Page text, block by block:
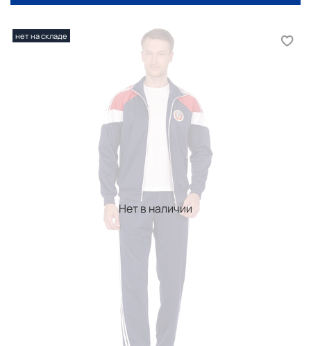
Нет в наличии
нет на складе